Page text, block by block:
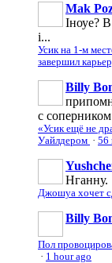
Mak
Іноуе?
і...
Усик на 1-м
завершил
Billy
с соперником
«Усик ещё не
Уайлдером · 56
Нганну.
Джошуа хочет
Billy
Пол
· 1 hour ago